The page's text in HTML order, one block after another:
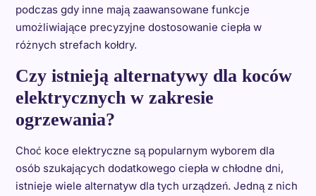
podczas gdy inne mają zaawansowane funkcje
umożliwiające precyzyjne dostosowanie ciepła w
różnych strefach kołdry.
Czy istnieją alternatywy dla koców
elektrycznych w zakresie
ogrzewania?
Choć koce elektryczne są popularnym wyborem dla
osób szukających dodatkowego ciepła w chłodne dni,
istnieje wiele alternatyw dla tych urządzeń. Jedną z nich